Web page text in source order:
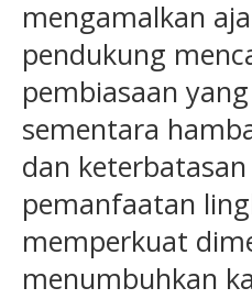
mengamalkan
pendukung
pembiasaan
sementara
dan
pemanfaatan
memperkuat
menumbuhkan